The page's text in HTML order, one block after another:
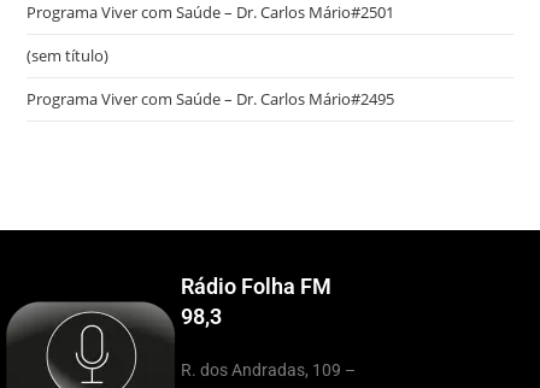
Programa Viver com Saúde – Dr. Carlos Mário#2501
(sem título)
Programa Viver com Saúde – Dr. Carlos Mário#2495
Rádio Folha FM
98,3
R. dos Andradas, 109 –